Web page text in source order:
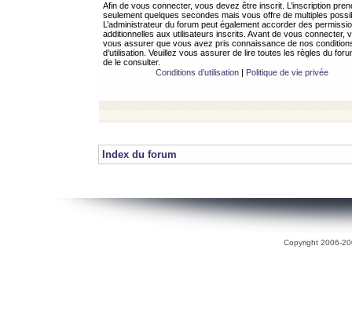
Afin de vous connecter, vous devez être inscrit. L’inscription
seulement quelques secondes mais vous offre de multiples
L’administrateur du forum peut également accorder des
additionnelles aux utilisateurs inscrits. Avant de vous connecter,
vous assurer que vous avez pris connaissance de nos
d’utilisation. Veuillez vous assurer de lire toutes les règles du
de le consulter.
Conditions d’utilisation| Politique de vie privée
Index du forum
Copyright 2006-